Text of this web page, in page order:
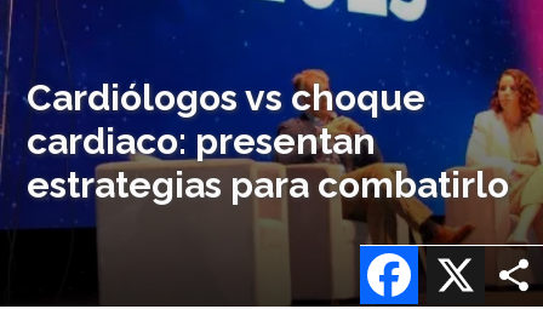
Cardiólogos vs choque
cardiaco: presentan
estrategias para combatirlo
X
Facebook